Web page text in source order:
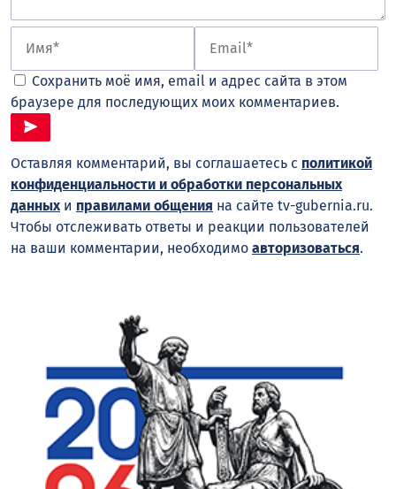
Сохранить моё имя, email и адрес сайта в этом
браузере для последующих моих комментариев.
Оставляя комментарий, вы соглашаетесь с политикой
конфиденциальности и обработки персональных
данных и правилами общения на сайте tv-gubernia.ru.
Чтобы отслеживать ответы и реакции пользователей
на ваши комментарии, необходимо авторизоваться.